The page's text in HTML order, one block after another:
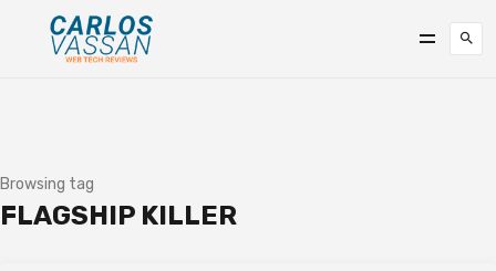
Browsing tag
FLAGSHIP KILLER